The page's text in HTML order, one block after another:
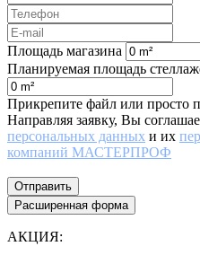
Площадь магазина
Планируемая площадь
Прикрепите файл или просто
Направляя заявку, Вы
персональных данных и их
компаний МАСТЕРПРОФ
Отправить
Расширенная форма
АКЦИЯ: